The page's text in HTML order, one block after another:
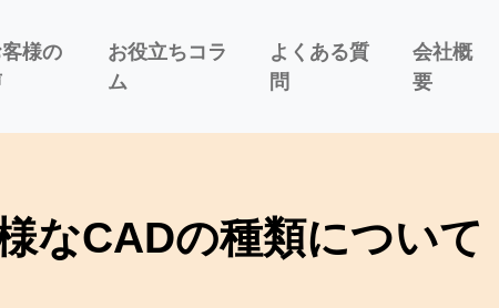
様の
お役立ちコラ
ム
よくある質
問
会社概
要
なCADの種類について